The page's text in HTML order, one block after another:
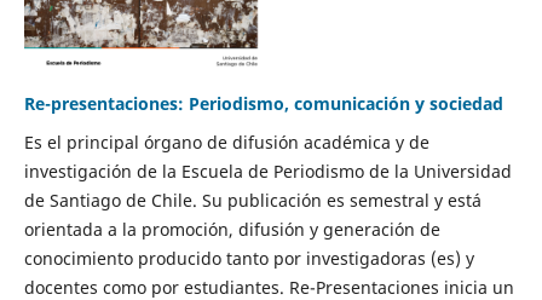
Re-presentaciones: Periodismo, comunicación y sociedad
Es el principal órgano de difusión académica y de
investigación de la Escuela de Periodismo de la Universidad
de Santiago de Chile. Su publicación es semestral y está
orientada a la promoción, difusión y generación de
conocimiento producido tanto por investigadoras (es) y
docentes como por estudiantes. Re-Presentaciones inicia un